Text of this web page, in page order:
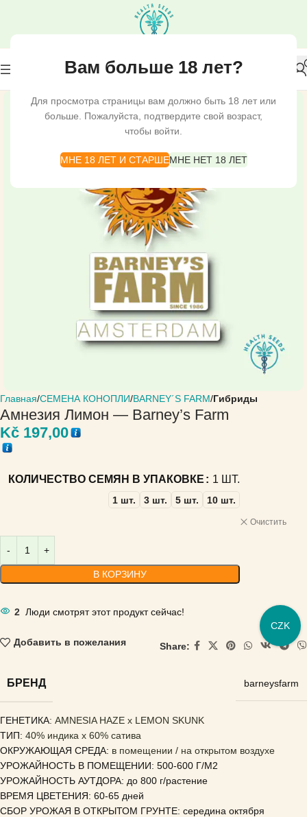
Вам больше 18 лет?
Для просмотра страницы вам должно быть 18 лет или
больше. Пожалуйста, подтвердите свой возраст,
чтобы войти.
МНЕ 18 ЛЕТ И СТАРШЕМНЕ НЕТ 18 ЛЕТ
Главная СЕМЕНА КОНОПЛИ BARNEY´S FARM Гибриды
Амнезия Лимон — Barney’s Farm
Kč 197,00
КОЛИЧЕСТВО СЕМЯН В УПАКОВКЕ 1 ШТ.
1 шт. 3 шт. 5 шт. 10 шт.
Очистить
В КОРЗИНУ
2 Люди смотрят этот продукт сейчас!
Добавить в пожелания Share:
БРЕНД barneysfarm
ГЕНЕТИКА: AMNESIA HAZE x LEMON SKUNK
ТИП: 40% индика x 60% сатива
ОКРУЖАЮЩАЯ СРЕДА: в помещении / на открытом воздухе
УРОЖАЙНОСТЬ В ПОМЕЩЕНИИ: 500-600 Г/М2
УРОЖАЙНОСТЬ АУТДОРА: до 800 г/растение
ВРЕМЯ ЦВЕТЕНИЯ: 60-65 дней
СБОР УРОЖАЯ В ОТКРЫТОМ ГРУНТЕ: середина октября
CZK